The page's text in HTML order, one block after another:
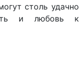
столь удачно
и любовь к